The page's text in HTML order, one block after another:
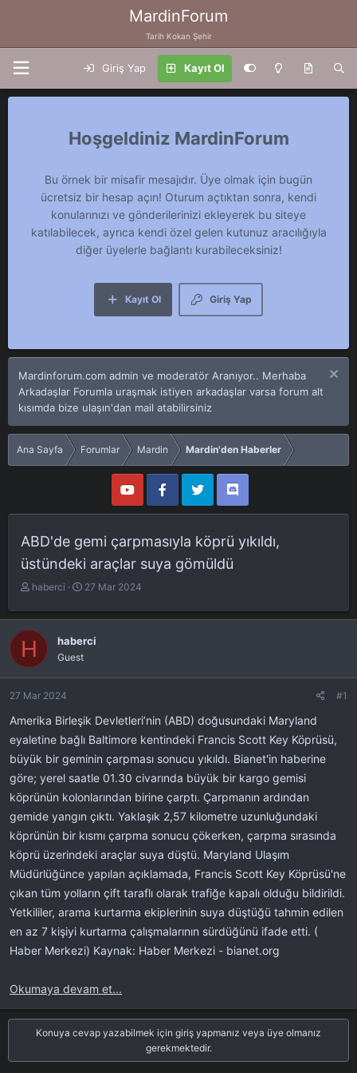
MardinForum
Tarih Kokan Şehir
Giriş Yap Kayıt Ol
MardinForum
Bu örnek bir misafir mesajıdır. Üye olmak için bugün
ücretsiz bir hesap açın! Oturum açtıktan sonra, kendi
konularınızı ve gönderilerinizi ekleyerek bu siteye
katılabilecek, ayrıca kendi özel gelen kutunuz aracılığıyla
diğer üyelerle bağlantı kurabileceksiniz!
Giriş Yap
Kayıt Ol
Mardinforum.com admin ve moderatör Aranıyor.. Merhaba
Arkadaşlar Forumla uraşmak istiyen arkadaşlar varsa forum alt
kısımda bize ulaşın'dan mail atabilirsiniz
Ana Sayfa Forumlar Mardin Mardin'den Haberler
ABD'de gemi çarpmasıyla köprü yıkıldı,
üstündeki araçlar suya gömüldü
K
n
u
y
b
a
l
a
t
n
haberci
B
ş
a
g
t
a
r
h
i
27 Mar 2024
H haberci
Guest
27 Mar 2024 #1
Amerika Birleşik Devletleri’nin (ABD) doğusundaki Maryland
eyaletine bağlı Baltimore kentindeki Francis Scott Key Köprüsü,
büyük bir geminin çarpması sonucu yıkıldı. Bianet'in haberine
göre; yerel saatle 01.30 civarında büyük bir kargo gemisi
köprünün kolonlarından birine çarptı. Çarpmanın ardından
gemide yangın çıktı. Yaklaşık 2,57 kilometre uzunluğundaki
köprünün bir kısmı çarpma sonucu çökerken, çarpma sırasında
köprü üzerindeki araçlar suya düştü. Maryland Ulaşım
Müdürlüğünce yapılan açıklamada, Francis Scott Key Köprüsü'ne
çıkan tüm yolların çift taraflı olarak trafiğe kapalı olduğu bildirildi.
Yetkililer, arama kurtarma ekiplerinin suya düştüğü tahmin edilen
en az 7 kişiyi kurtarma çalışmalarının sürdüğünü ifade etti. (
Haber Merkezi) Kaynak: Haber Merkezi - bianet.org
Okumaya devam et...
Konuya cevap yazabilmek için giriş yapmanız veya üye olmanız
gerekmektedir.